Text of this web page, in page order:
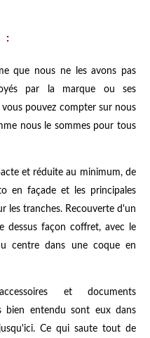
:
que nous ne les avons pas
par la marque ou ses
pouvez compter sur nous
nous le sommes pour tous
et réduite au minimum, de
en façade et les principales
les tranches. Recouverte d'un
dessus façon coffret, avec le
centre dans une coque en
et documents
bien entendu sont eux dans
Ce qui saute tout de